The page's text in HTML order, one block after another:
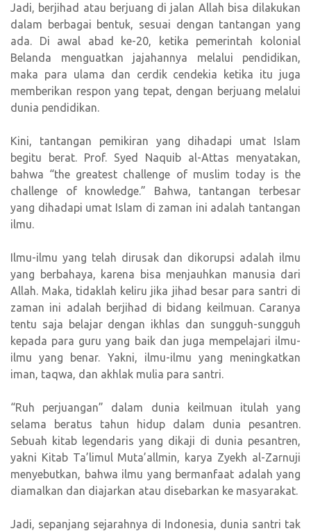
Jadi, berjihad atau berjuang di jalan Allah bisa dilakukan
dalam berbagai bentuk, sesuai dengan tantangan yang
ada. Di awal abad ke-20, ketika pemerintah kolonial
Belanda menguatkan jajahannya melalui pendidikan,
maka para ulama dan cerdik cendekia ketika itu juga
memberikan respon yang tepat, dengan berjuang melalui
dunia pendidikan.
Kini, tantangan pemikiran yang dihadapi umat Islam
begitu berat. Prof. Syed Naquib al-Attas menyatakan,
bahwa “the greatest challenge of muslim today is the
challenge of knowledge.” Bahwa, tantangan terbesar
yang dihadapi umat Islam di zaman ini adalah tantangan
ilmu.
Ilmu-ilmu yang telah dirusak dan dikorupsi adalah ilmu
yang berbahaya, karena bisa menjauhkan manusia dari
Allah. Maka, tidaklah keliru jika jihad besar para santri di
zaman ini adalah berjihad di bidang keilmuan. Caranya
tentu saja belajar dengan ikhlas dan sungguh-sungguh
kepada para guru yang baik dan juga mempelajari ilmu-
ilmu yang benar. Yakni, ilmu-ilmu yang meningkatkan
iman, taqwa, dan akhlak mulia para santri.
“Ruh perjuangan” dalam dunia keilmuan itulah yang
selama beratus tahun hidup dalam dunia pesantren.
Sebuah kitab legendaris yang dikaji di dunia pesantren,
yakni Kitab Ta’limul Muta’allmin, karya Zyekh al-Zarnuji
menyebutkan, bahwa ilmu yang bermanfaat adalah yang
diamalkan dan diajarkan atau disebarkan ke masyarakat.
Jadi, sepanjang sejarahnya di Indonesia, dunia santri tak